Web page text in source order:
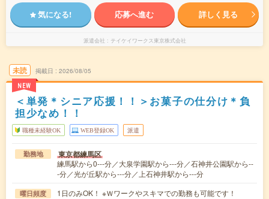
気になる! 応募へ進む 詳しく見る
派遣会社 テイケイワークス東京株式会社
未読
NEW
掲載日 2026/08/05
＜単発＊シニア応援！！＞お菓子の仕分け＊負
担少なめ！！
職種未経験OK WEB登録OK 派遣
勤務地 東京都練馬区
練馬駅から0---分／大泉学園駅から---分／石神井公園駅から--
-分／光が丘駅から---分／上石神井駅から---分
曜日頻度 1日のみOK！ ※Ｗワークやスキマでの勤務も可能です！